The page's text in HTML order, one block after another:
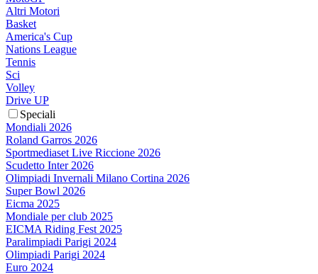
Altri Motori
Basket
America's Cup
Nations League
Tennis
Sci
Volley
Drive UP
Speciali
Mondiali 2026
Roland Garros 2026
Sportmediaset Live Riccione 2026
Scudetto Inter 2026
Olimpiadi Invernali Milano Cortina 2026
Super Bowl 2026
Eicma 2025
Mondiale per club 2025
EICMA Riding Fest 2025
Paralimpiadi Parigi 2024
Olimpiadi Parigi 2024
Euro 2024